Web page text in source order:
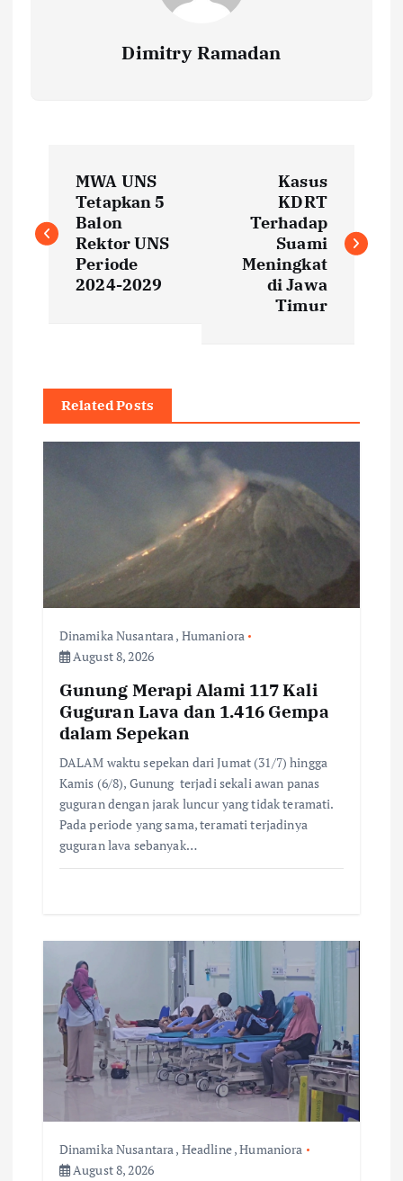
Dimitry Ramadan
o
s
a
v
t
MWA UNS
Tetapkan 5
Balon
Rektor UNS
Periode
2024-2029
Kasus
KDRT
Terhadap
Suami
Meningkat
di Jawa
Timur
Related Posts
Dinamika Nusantara, Humaniora
August 8, 2026
Gunung Merapi Alami 117 Kali
Guguran Lava dan 1.416 Gempa
dalam Sepekan
DALAM waktu sepekan dari Jumat (31/7) hingga
Kamis (6/8), Gunung terjadi sekali awan panas
guguran dengan jarak luncur yang tidak teramati.
Pada periode yang sama, teramati terjadinya
guguran lava sebanyak…
Dinamika Nusantara, Headline,Humaniora
August 8, 2026